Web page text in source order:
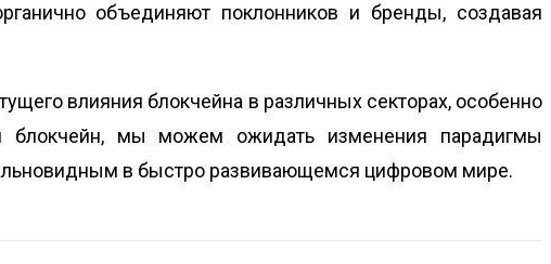
объединяют поклонников и бренды, создавая
влияния блокчейна в различных секторах, особенно
блокчейн, мы можем ожидать изменения парадигмы
в быстро развивающемся цифровом мире.